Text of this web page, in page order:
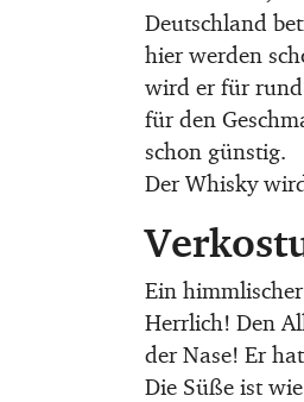
Deutschland
hier werden
wird er für
für den
schon günstig.
Der Whisky
Ein
Herrlich! Den
der Nase! Er
Die Süße ist